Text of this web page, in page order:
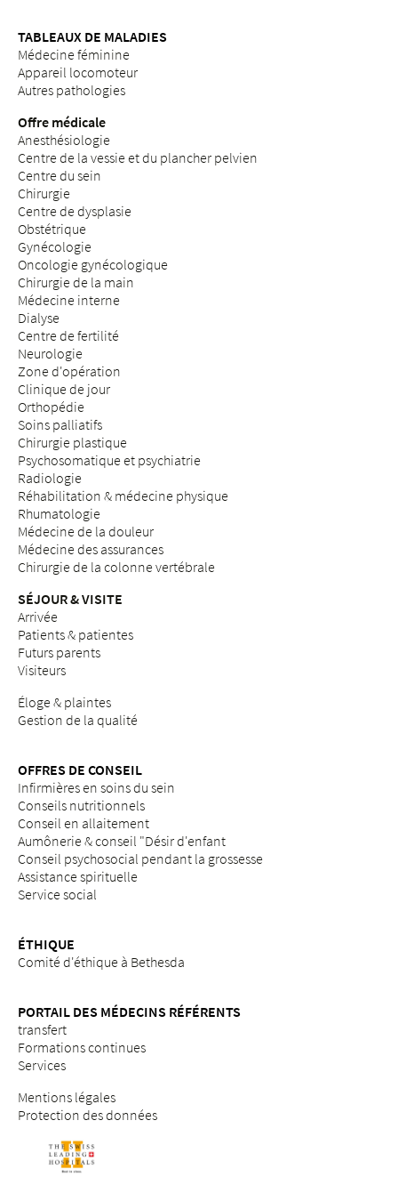
TABLEAUX DE MALADIES
Médecine féminine
Appareil locomoteur
Autres pathologies
Offre médicale
Anesthésiologie
Centre de la vessie et du plancher pelvien
Centre du sein
Chirurgie
Centre de dysplasie
Obstétrique
Gynécologie
Oncologie gynécologique
Chirurgie de la main
Médecine interne
Dialyse
Centre de fertilité
Neurologie
Zone d'opération
Clinique de jour
Orthopédie
Soins palliatifs
Chirurgie plastique
Psychosomatique et psychiatrie
Radiologie
Réhabilitation & médecine physique
Rhumatologie
Médecine de la douleur
Médecine des assurances
Chirurgie de la colonne vertébrale
SÉJOUR & VISITE
Arrivée
Patients & patientes
Futurs parents
Visiteurs
Éloge & plaintes
Gestion de la qualité
OFFRES DE CONSEIL
Infirmières en soins du sein
Conseils nutritionnels
Conseil en allaitement
Aumônerie & conseil "Désir d'enfant
Conseil psychosocial pendant la grossesse
Assistance spirituelle
Service social
ÉTHIQUE
Comité d'éthique à Bethesda
PORTAIL DES MÉDECINS RÉFÉRENTS
transfert
Formations continues
Services
Mentions légales
Protection des données